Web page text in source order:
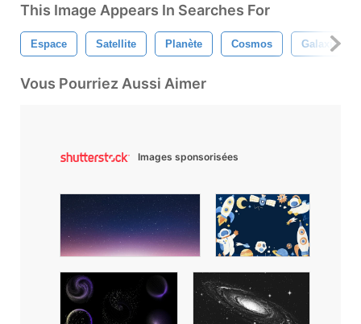
This Image Appears In Searches For
Espace Satellite Planète Cosmos Galaxie
Vous Pourriez Aussi Aimer
Images sponsorisées